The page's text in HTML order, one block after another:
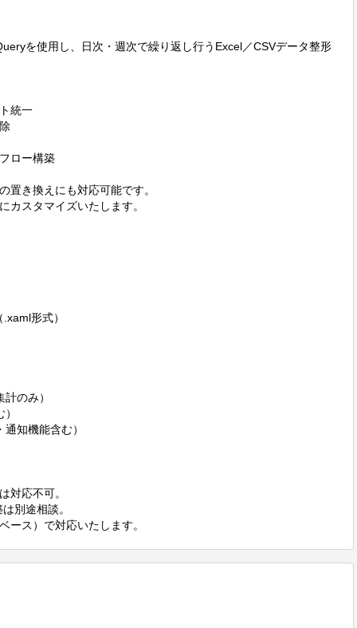
を使用し、日次・週次で繰り返し行うExcel／CSVデータ整形
統一
ロー構築
置き換えにも対応可能です。
カスタマイズいたします。
形式）
のみ）
知機能含む）
対応不可。
別途相談。
ース）で対応いたします。